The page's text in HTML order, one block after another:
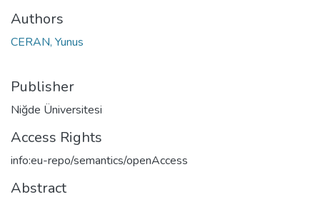
Authors
CERAN, Yunus
Publisher
Niğde Üniversitesi
Access Rights
info:eu-repo/semantics/openAccess
Abstract